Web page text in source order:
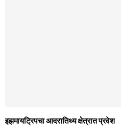
इझमायट्रिपचा आदरातिथ्‍य क्षेत्रात प्रवेश